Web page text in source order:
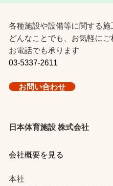
各種施設や設備等に関する施
どんなことでも、お気軽にご
お電話でも承ります
03-5337-2611
お問い合わせ
日本体育施設 株式会社
会社概要を見る
本社